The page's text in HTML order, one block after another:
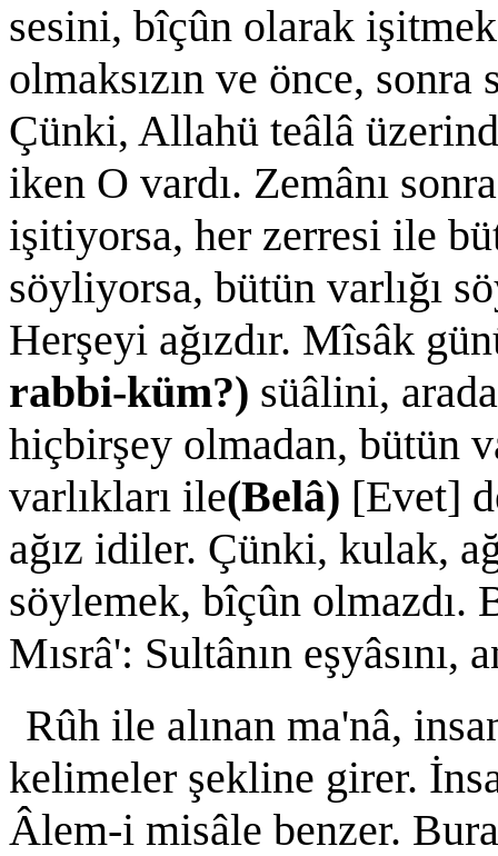
sesini, bîçûn olarak
olmaksızın ve önce, sonra
Çünki, Allahü teâlâ
iken O vardı. Zemânı
işitiyorsa, her zerresi ile
söyliyorsa, bütün varlığı
Herşeyi ağızdır. Mîsâk
rabbi-küm?) süâlini,
hiçbirşey olmadan, bütün
varlıkları ile(Belâ) [Evet]
ağız idiler. Çünki, kulak,
söylemek, bîçûn olmazdı.
Mısrâ': Sultânın eşyâsını,
Rûh ile alınan ma'nâ,
kelimeler şekline girer.
Âlem-i misâle benzer.